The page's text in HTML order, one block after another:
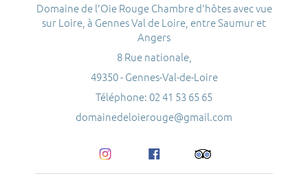
Domaine de l'Oie Rouge Chambre d'hôtes avec vue
sur Loire, à Gennes Val de Loire, entre Saumur et
Angers
8 Rue nationale,
49350 - Gennes-Val-de-Loire
Téléphone: 02 41 53 65 65
domainedeloierouge@gmail.com